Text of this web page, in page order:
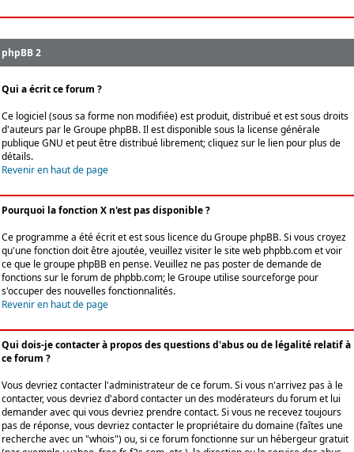
phpBB 2
Qui a écrit ce forum ?
Ce logiciel (sous sa forme non modifiée) est produit, distribué et est sous droits
d'auteurs par leGroupe phpBB. Il est disponible sous la license générale
publique GNU et peut être distribué librement; cliquez sur le lien pour plus de
détails.
Revenir en haut de page
Pourquoi la fonction X n'est pas disponible ?
Ce programme a été écrit et est sous licence du Groupe phpBB. Si vous croyez
qu'une fonction doit être ajoutée, veuillez visiter le site web phpbb.com et voir
ce que le groupe phpBB en pense. Veuillez ne pas poster de demande de
fonctions sur le forum de phpbb.com; le Groupe utilise sourceforge pour
s'occuper des nouvelles fonctionnalités.
Revenir en haut de page
Qui dois-je contacter à propos des questions d'abus ou de légalité relatif à
ce forum ?
Vous devriez contacter l'administrateur de ce forum. Si vous n'arrivez pas à le
contacter, vous devriez d'abord contacter un des modérateurs du forum et lui
demander avec qui vous devriez prendre contact. Si vous ne recevez toujours
pas de réponse, vous devriez contacter le propriétaire du domaine (faîtes une
recherche avec un "whois") ou, si ce forum fonctionne sur un hébergeur gratuit